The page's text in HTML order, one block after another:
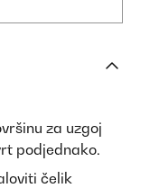
za uzgoj
podjednako.
čelik